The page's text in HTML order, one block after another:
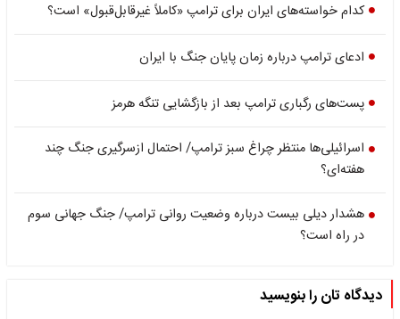
کدام خواسته‌های ایران برای ترامپ «کاملاً غیرقابل‌قبول» است؟
ادعای ترامپ درباره زمان پایان جنگ با ایران
پست‌های رگباری ترامپ بعد از بازگشایی تنگه هرمز
اسرائیلی‌ها منتظر چراغ سبز ترامپ/ احتمال ازسرگیری جنگ چند
هفته‌ای؟
هشدار دیلی بیست درباره وضعیت روانی ترامپ/ جنگ جهانی سوم
در راه است؟
دیدگاه تان را بنویسید